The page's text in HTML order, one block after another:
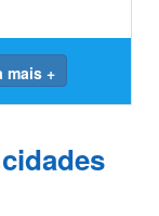
mais +